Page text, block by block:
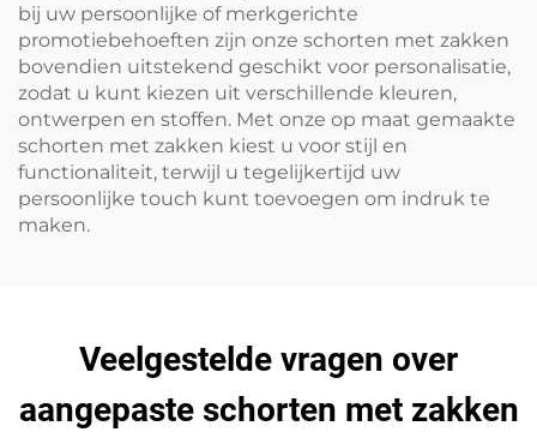
bij uw persoonlijke of merkgerichte
promotiebehoeften zijn onze schorten met zakken
bovendien uitstekend geschikt voor personalisatie,
zodat u kunt kiezen uit verschillende kleuren,
ontwerpen en stoffen. Met onze op maat gemaakte
schorten met zakken kiest u voor stijl en
functionaliteit, terwijl u tegelijkertijd uw
persoonlijke touch kunt toevoegen om indruk te
maken.
Veelgestelde vragen over
aangepaste schorten met zakken